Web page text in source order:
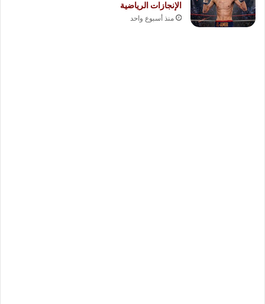
الإنجازات الرياضية
منذ أسبوع واحد